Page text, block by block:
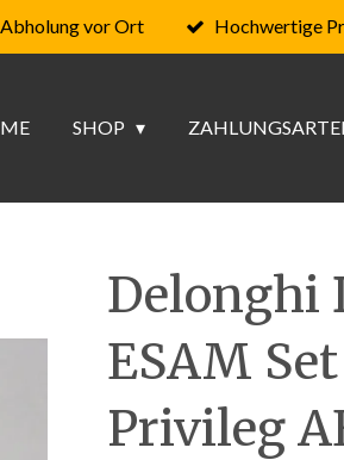
Abholung vor Ort Hochwertige
SHOP
Delonghi
ESAM
Privileg